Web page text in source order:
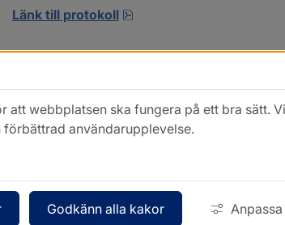
Länk till protokoll
pdf, 303.4 kB, öppnas i
att webbplatsen ska fungera på ett bra sätt.
användarupplevelse.
Godkänn alla kakor